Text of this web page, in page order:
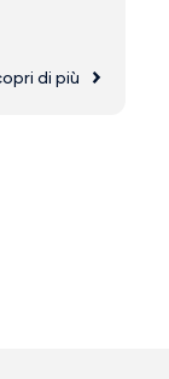
di più